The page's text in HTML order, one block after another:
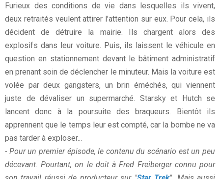
Furieux des conditions de vie dans lesquelles ils vivent,
deux retraités veulent attirer l'attention sur eux. Pour cela, ils
décident de détruire la mairie. Ils chargent alors des
explosifs dans leur voiture. Puis, ils laissent le véhicule en
question en stationnement devant le bâtiment administratif
en prenant soin de déclencher le minuteur. Mais la voiture est
volée par deux gangsters, un brin éméchés, qui viennent
juste de dévaliser un supermarché. Starsky et Hutch se
lancent donc à la poursuite des braqueurs. Bientôt ils
apprennent que le temps leur est compté, car la bombe ne va
pas tarder à exploser...
- Pour un premier épisode, le contenu du scénario est un peu
décevant. Pourtant, on le doit à Fred Freiberger connu pour